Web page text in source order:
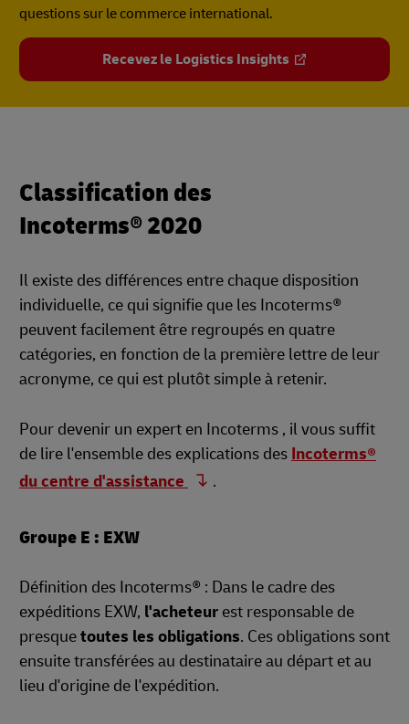
questions sur le commerce international.
Recevez le Logistics Insights
Classification des
Incoterms® 2020
Il existe des différences entre chaque disposition
individuelle, ce qui signifie que les Incoterms®
peuvent facilement être regroupés en quatre
catégories, en fonction de la première lettre de leur
acronyme, ce qui est plutôt simple à retenir.
Pour devenir un expert en Incoterms , il vous suffit
de lire l'ensemble des explications des Incoterms®
du centre d'assistance
.
Groupe E : EXW
Définition des Incoterms® : Dans le cadre des
expéditions EXW, l'acheteur est responsable de
presquetoutes les obligations. Ces obligations sont
ensuite transférées au destinataire au départ et au
lieu d'origine de l'expédition.